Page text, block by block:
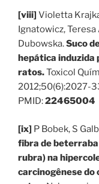
[viii] Violetta
Ignatowicz, Teresa
Dubowska.Suco
hepática
ratos.Toxicol
2012;50(6):2027-
PMID:22465004
[ix] P Bobek, S
fibra de
rubra) na
carcinogênese do